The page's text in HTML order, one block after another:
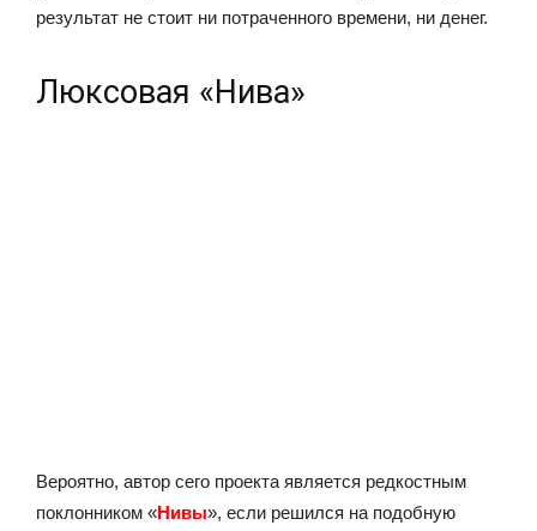
результат не стоит ни потраченного времени, ни денег.
Люксовая «Нива»
Вероятно, автор сего проекта является редкостным
поклонником «Нивы», если решился на подобную